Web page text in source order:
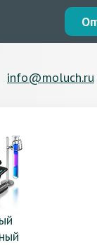
info@moluch.ru